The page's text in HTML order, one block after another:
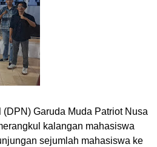
Garuda Muda Patriot Nusa
kalangan mahasiswa
sejumlah mahasiswa ke